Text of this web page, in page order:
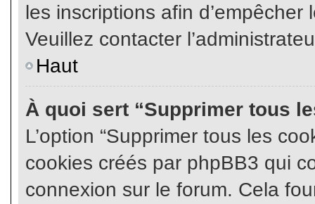
les inscriptions afin d’empêcher
Veuillez contacter
Haut
À quoi sert “Supprimer tous
L’option “Supprimer tous les
cookies créés par phpBB3 qui
connexion sur le forum. Cela